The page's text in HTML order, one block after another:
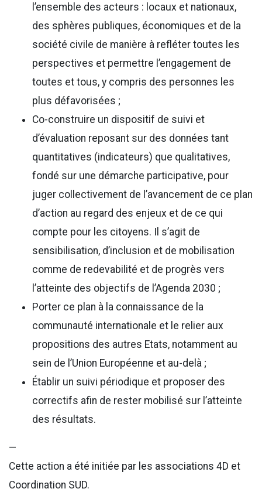
l’ensemble des acteurs : locaux et nationaux,
des sphères publiques, économiques et de la
société civile de manière à refléter toutes les
perspectives et permettre l’engagement de
toutes et tous, y compris des personnes les
plus défavorisées ;
Co-construire un dispositif de suivi et
d’évaluation reposant sur des données tant
quantitatives (indicateurs) que qualitatives,
fondé sur une démarche participative, pour
juger collectivement de l’avancement de ce plan
d’action au regard des enjeux et de ce qui
compte pour les citoyens. Il s’agit de
sensibilisation, d’inclusion et de mobilisation
comme de redevabilité et de progrès vers
l’atteinte des objectifs de l’Agenda 2030 ;
Porter ce plan à la connaissance de la
communauté internationale et le relier aux
propositions des autres Etats, notamment au
sein de l’Union Européenne et au-delà ;
Établir un suivi périodique et proposer des
correctifs afin de rester mobilisé sur l’atteinte
des résultats.
—
Cette action a été initiée par les associations 4D et
Coordination SUD.